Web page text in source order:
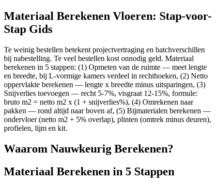
Materiaal Berekenen Vloeren: Stap-voor-
Stap Gids
Te weinig bestellen betekent projectvertraging en batchverschillen
bij nabestelling. Te veel bestellen kost onnodig geld. Materiaal
berekenen in 5 stappen: (1) Opmeten van de ruimte — meet lengte
en breedte, bij L-vormige kamers verdeel in rechthoeken, (2) Netto
oppervlakte berekenen — lengte x breedte minus uitsparingen, (3)
Snijverlies toevoegen — recht 5-7%, visgraat 12-15%, formule:
bruto m2 = netto m2 x (1 + snijverlies%), (4) Omrekenen naar
pakken — rond altijd naar boven af, (5) Bijmaterialen berekenen —
ondervloer (netto m2 + 5% overlap), plinten (omtrek minus deuren),
profielen, lijm en kit.
Waarom Nauwkeurig Berekenen?
Materiaal Berekenen in 5 Stappen